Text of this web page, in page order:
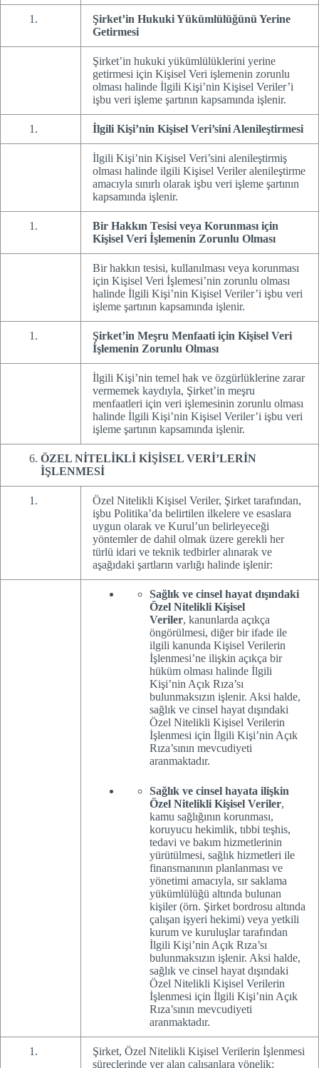
Şirket’in Hukuki Yükümlülüğünü Yerine
Getirmesi
Şirket’in hukuki yükümlülüklerini yerine
getirmesi için Kişisel Veri işlemenin zorunlu
olması halinde İlgili Kişi’nin Kişisel Veriler’i
işbu veri işleme şartının kapsamında işlenir.
İlgili Kişi’nin Kişisel Veri’sini Alenileştirmesi
İlgili Kişi’nin Kişisel Veri’sini alenileştirmiş
olması halinde ilgili Kişisel Veriler alenileştirme
amacıyla sınırlı olarak işbu veri işleme şartının
kapsamında işlenir.
Bir Hakkın Tesisi veya Korunması için
Kişisel Veri İşlemenin Zorunlu Olması
Bir hakkın tesisi, kullanılması veya korunması
için Kişisel Veri İşlemesi’nin zorunlu olması
halinde İlgili Kişi’nin Kişisel Veriler’i işbu veri
işleme şartının kapsamında işlenir.
Şirket’in Meşru Menfaati için Kişisel Veri
İşlemenin Zorunlu Olması
İlgili Kişi’nin temel hak ve özgürlüklerine zarar
vermemek kaydıyla, Şirket’in meşru
menfaatleri için veri işlemesinin zorunlu olması
halinde İlgili Kişi’nin Kişisel Veriler’i işbu veri
işleme şartının kapsamında işlenir.
ÖZEL NİTELİKLİ KİŞİSEL VERİ’LERİN
İŞLENMESİ
Özel Nitelikli Kişisel Veriler, Şirket tarafından,
işbu Politika’da belirtilen ilkelere ve esaslara
uygun olarak ve Kurul’un belirleyeceği
yöntemler de dahil olmak üzere gerekli her
türlü idari ve teknik tedbirler alınarak ve
aşağıdaki şartların varlığı halinde işlenir:
Sağlık ve cinsel hayat dışındaki
Özel Nitelikli Kişisel
Veriler, kanunlarda açıkça
öngörülmesi, diğer bir ifade ile
ilgili kanunda Kişisel Verilerin
İşlenmesi’ne ilişkin açıkça bir
hüküm olması halinde İlgili
Kişi’nin Açık Rıza’sı
bulunmaksızın işlenir. Aksi halde,
sağlık ve cinsel hayat dışındaki
Özel Nitelikli Kişisel Verilerin
İşlenmesi için İlgili Kişi’nin Açık
Rıza’sının mevcudiyeti
aranmaktadır.
Sağlık ve cinsel hayata ilişkin
Özel Nitelikli Kişisel Veriler,
kamu sağlığının korunması,
koruyucu hekimlik, tıbbi teşhis,
tedavi ve bakım hizmetlerinin
yürütülmesi, sağlık hizmetleri ile
finansmanının planlanması ve
yönetimi amacıyla, sır saklama
yükümlülüğü altında bulunan
kişiler (örn. Şirket bordrosu altında
çalışan işyeri hekimi) veya yetkili
kurum ve kuruluşlar tarafından
İlgili Kişi’nin Açık Rıza’sı
bulunmaksızın işlenir. Aksi halde,
sağlık ve cinsel hayat dışındaki
Özel Nitelikli Kişisel Verilerin
İşlenmesi için İlgili Kişi’nin Açık
Rıza’sının mevcudiyeti
aranmaktadır.
Şirket, Özel Nitelikli Kişisel Verilerin İşlenmesi
süreçlerinde yer alan çalışanlara yönelik: